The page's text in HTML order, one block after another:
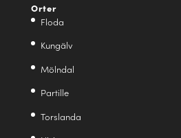
Orter
Floda
Kungälv
Mölndal
Partille
Torslanda